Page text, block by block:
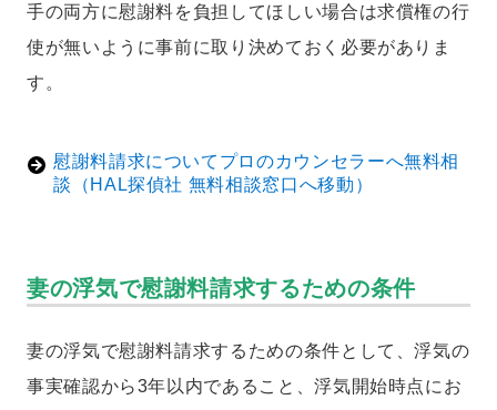
手の両方に慰謝料を負担してほしい場合は求償権の行
使が無いように事前に取り決めておく必要がありま
す。
慰謝料請求についてプロのカウンセラーへ無料相
談（HAL探偵社 無料相談窓口へ移動）
妻の浮気で慰謝料請求するための条件
妻の浮気で慰謝料請求するための条件として、浮気の
事実確認から3年以内であること、浮気開始時点にお